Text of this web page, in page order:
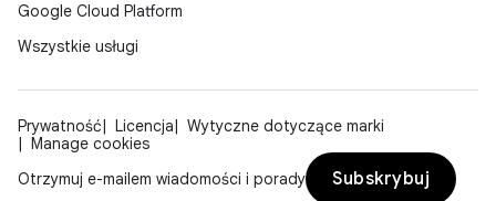
Google Cloud Platform
Wszystkie usługi
Prywatność Licencja
Wytyczne dotyczące marki
Manage cookies
Otrzymuj e-mailem wiadomości i porady
Subskrybuj